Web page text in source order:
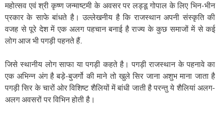
महोत्सव एवं श्री कृष्ण जन्माष्टमी के अवसर पर लड्डू गोपाल के लिए भिन-भीन
प्रकार के साफे बांधते है। उल्लेखनीय है कि राजस्थान अपनी संस्कृति की
वजह से पूरे देश में एक अलग पहचान बनाई है राज्य के कुछ समाजों में से कई
लोग आज भी पगड़ी पहनते हैं.
जिसे स्थानीय लोग साफा या पगड़ी कहते है। पगड़ी राजस्थान के पहनावे का
एक अभिन्न अंग है बड़े-बुजर्गो की माने तो खुले सिर जाना अशुभ माना जाता है
पगड़ी सिर के चारों ओर विशिष्ट शैलियों में बांधी जाती है परन्तु ये शैलियां अलग-
अलग अवसरों पर विभिन होती है।